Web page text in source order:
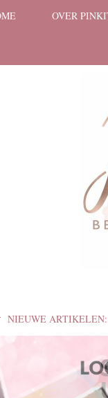
OVER
NIEUWE ARTIKELEN: